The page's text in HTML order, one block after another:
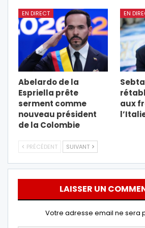
EN DIRECT
Abelardo de la
Espriella prête
serment comme
nouveau président
de la Colombie
EN
aux
PRÉCÉDENT SUIVANT
LAISSER UN
Votre adresse email ne sera